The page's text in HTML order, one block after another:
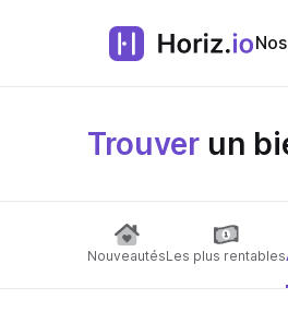
Trouver un
NouveautésLes plus rentables